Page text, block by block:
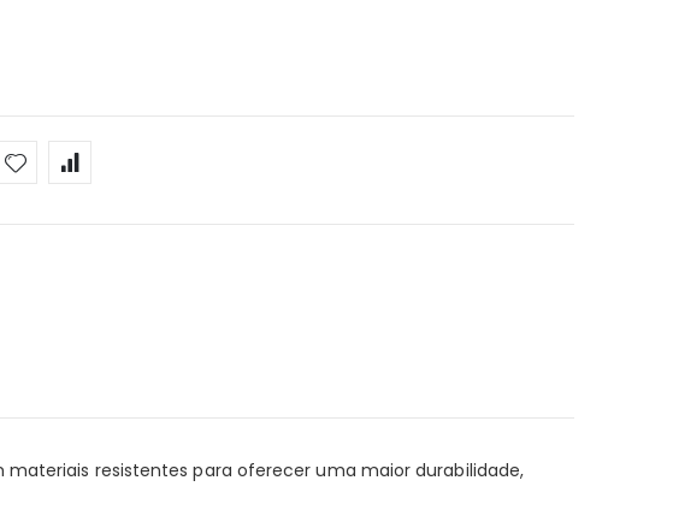
resistentes para oferecer uma maior durabilidade,